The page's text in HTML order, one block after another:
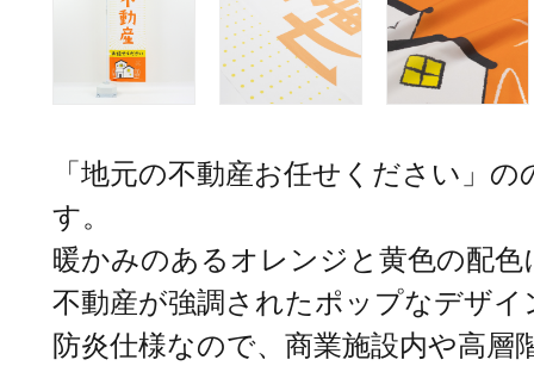
「地元の不動産お任せください」
す。
暖かみのあるオレンジと黄色の配
不動産が強調されたポップなデザイ
防炎仕様なので、商業施設内や高層